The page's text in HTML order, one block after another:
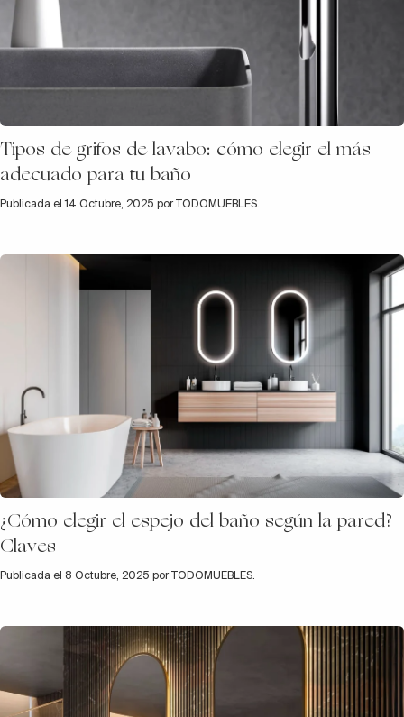
Tipos de grifos de lavabo: cómo elegir el más
adecuado para tu baño
Publicada el 14 Octubre, 2025 por TODOMUEBLES.
¿Cómo elegir el espejo del baño según la pared?
Claves
Publicada el 8 Octubre, 2025 por TODOMUEBLES.